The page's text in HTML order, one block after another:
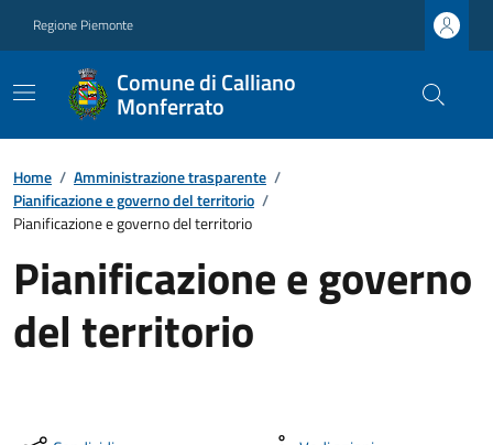
Regione Piemonte
Comune di Calliano
Monferrato
Home / Amministrazione trasparente /
Pianificazione e governo del territorio /
Pianificazione e governo del territorio
Pianificazione e governo
del territorio